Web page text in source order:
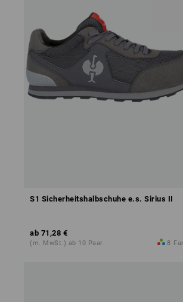
S1 Sicherheitshalbschuhe e.s. Sirius II
ab 71,28 €
(m. MwSt.) ab 10 Paar 8